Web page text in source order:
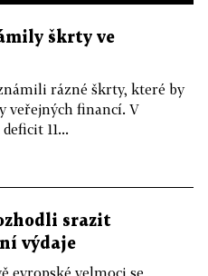
škrty ve
rázné škrty, které by
veřejných financí. V
11...
srazit
výdaje
evropské velmoci se